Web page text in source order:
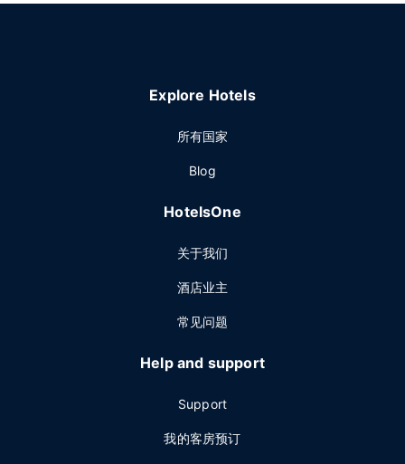
Explore Hotels
所有国家
Blog
HotelsOne
关于我们
酒店业主
常见问题
Help and support
Support
我的客房预订